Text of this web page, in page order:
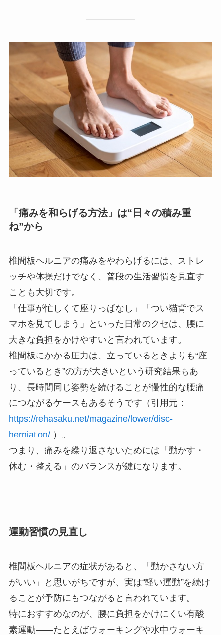
「痛みを和らげる方法」は“日々の積み重
ね”から
椎間板ヘルニアの痛みをやわらげるには、ストレ
ッチや体操だけでなく、普段の生活習慣を見直す
ことも大切です。
「仕事が忙しくて座りっぱなし」「つい猫背でス
マホを見てしまう」といった日常のクセは、腰に
大きな負担をかけやすいと言われています。
椎間板にかかる圧力は、立っているときよりも“座
っているとき”の方が大きいという研究結果もあ
り、長時間同じ姿勢を続けることが慢性的な腰痛
につながるケースもあるそうです（引用元：
https://rehasaku.net/magazine/lower/disc-
herniation/）。
つまり、痛みを繰り返さないためには「動かす・
休む・整える」のバランスが鍵になります。
運動習慣の見直し
椎間板ヘルニアの症状があると、「動かさない方
がいい」と思いがちですが、実は“軽い運動”を続け
ることが予防にもつながると言われています。
特におすすめなのが、腰に負担をかけにくい有酸
素運動――たとえばウォーキングや水中ウォーキ